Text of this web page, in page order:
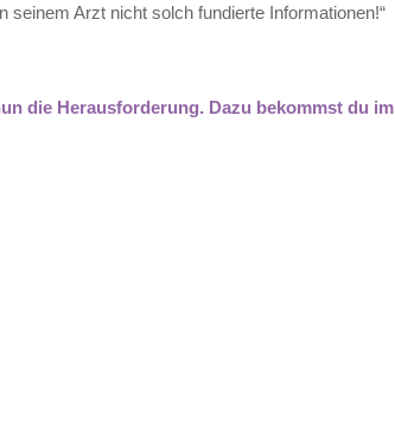
Arzt nicht solch fundierte Informationen!“
die Herausforderung. Dazu bekommst du im